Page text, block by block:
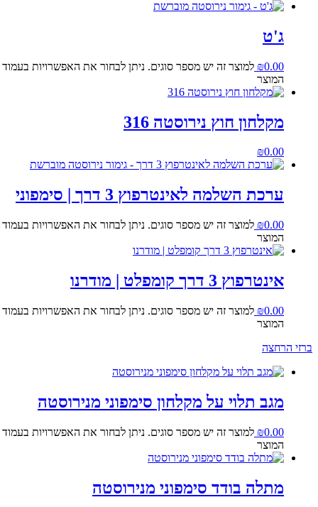
ג'ט
₪0.00
למוצר זה יש מספר סוגים. ניתן לבחור את האפשרויות בעמוד
המוצר
מקלחון חוץ נירוסטה 316
₪0.00
ערכת השלמה לאינטרפוץ 3 דרך | סימפוני
₪0.00
למוצר זה יש מספר סוגים. ניתן לבחור את האפשרויות בעמוד
המוצר
אינטרפוץ 3 דרך קומפלט | מודרנו
₪0.00
למוצר זה יש מספר סוגים. ניתן לבחור את האפשרויות בעמוד
המוצר
ברזי הרחצה
מגב תלוי על מקלחון סימפוני מנירוסטה
₪0.00
למוצר זה יש מספר סוגים. ניתן לבחור את האפשרויות בעמוד
המוצר
מתלה בודד סימפוני מנירוסטה